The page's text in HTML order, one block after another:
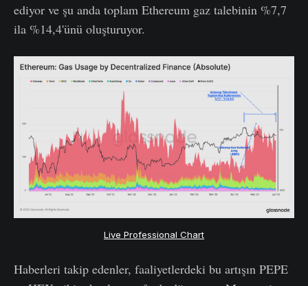
ediyor ve şu anda toplam Ethereum gaz talebinin %7,7
ila %14,4'ünü oluşturuyor.
Live Professional Chart
Haberleri takip edenler, faaliyetlerdeki bu artışın PEPE